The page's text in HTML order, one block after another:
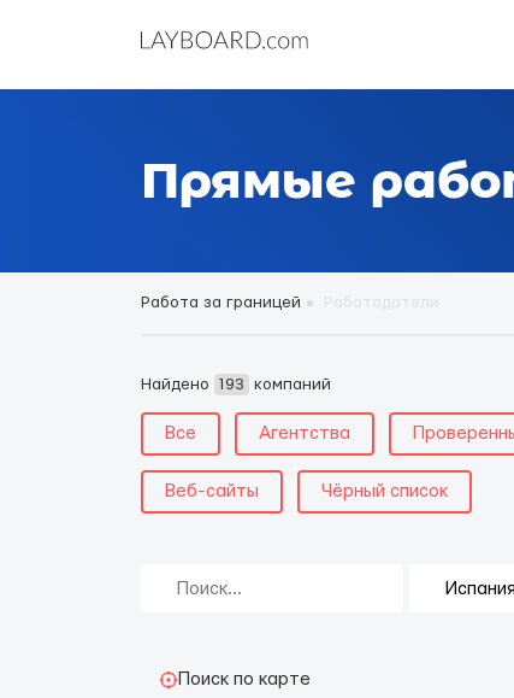
Прямые
Работа за границей
Найдено 193 компаний
Все Агентства
Веб-сайты Чёрный список
Поиск по карте